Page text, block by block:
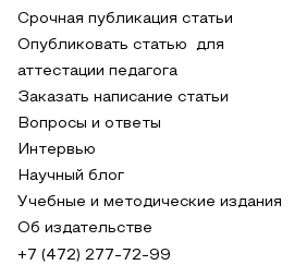
Срочная публикация статьи
Опубликовать статью для
аттестации педагога
Заказать написание статьи
Вопросы и ответы
Интервью
Научный блог
Учебные и методические издания
Об издательстве
+7 (472) 277-72-99